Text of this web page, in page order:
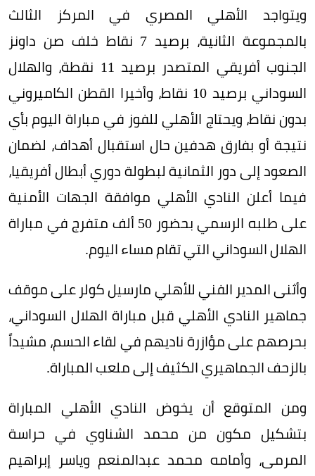
ويتواجد الأهلي المصري في المركز الثالث
بالمجموعة الثانية، برصيد 7 نقاط خلف صن داونز
الجنوب أفريقي المتصدر برصيد 11 نقطة، والهلال
السوداني برصيد 10 نقاط، وأخيرا القطن الكاميروني
بدون نقاط، ويحتاج الأهلي للفوز في مباراة اليوم بأي
نتيجة أو بفارق هدفين حال استقبال أهداف، لضمان
الصعود إلى دور الثمانية لبطولة دوري أبطال أفريقيا،
فيما أعلن النادي الأهلي موافقة الجهات الأمنية
على طلبه الرسمي بحضور 50 ألف متفرج في مباراة
الهلال السوداني التي تقام مساء اليوم.
وأثنى المدير الفني للأهلي مارسيل كولر على موقف
جماهير النادي الأهلي قبل مباراة الهلال السوداني،
بحرصهم على مؤازرة ناديهم في لقاء الحسم، مشيداً
بالزحف الجماهيري الكثيف إلى ملعب المباراة.
ومن المتوقع أن يخوض النادي الأهلي المباراة
بتشكيل مكون من محمد الشناوي في حراسة
المرمى، وأمامه محمد عبدالمنعم وياسر إبراهيم